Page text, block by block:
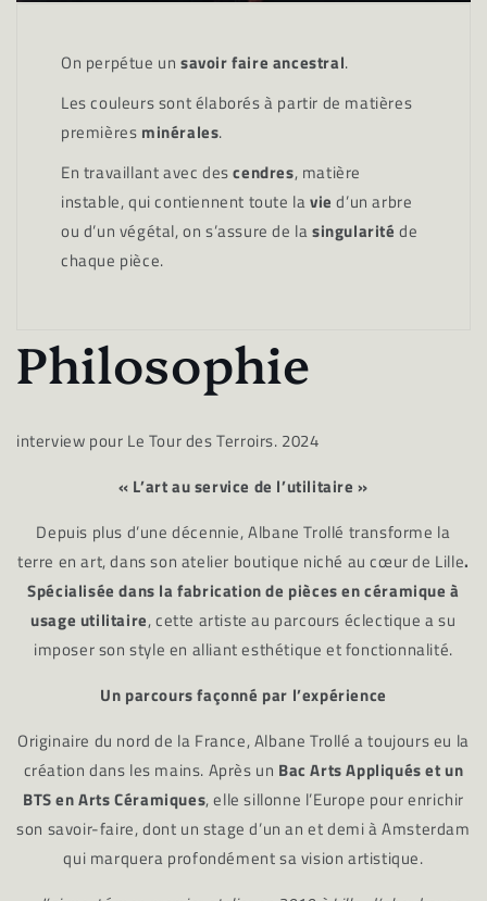
On perpétue un savoir faire ancestral.
Les couleurs sont élaborés à partir de matières
premières minérales.
En travaillant avec descendres, matière
instable, qui contiennent toute lavie d’un arbre
ou d’un végétal, on s’assure de lasingularité de
chaque pièce.
Philosophie
interview pour Le Tour des Terroirs. 2024
« L’art au service de l’utilitaire »
Depuis plus d’une décennie, Albane Trollé transforme la
terre en art, dans son atelier boutique niché au cœur de Lille.
Spécialisée dans la fabrication de pièces en céramique à
usage utilitaire, cette artiste au parcours éclectique a su
imposer son style en alliant esthétique et fonctionnalité.
Un parcours façonné par l’expérience
Originaire du nord de la France, Albane Trollé a toujours eu la
création dans les mains. Après un Bac Arts Appliqués et un
BTS en Arts Céramiques, elle sillonne l’Europe pour enrichir
son savoir-faire, dont un stage d’un an et demi à Amsterdam
qui marquera profondément sa vision artistique.